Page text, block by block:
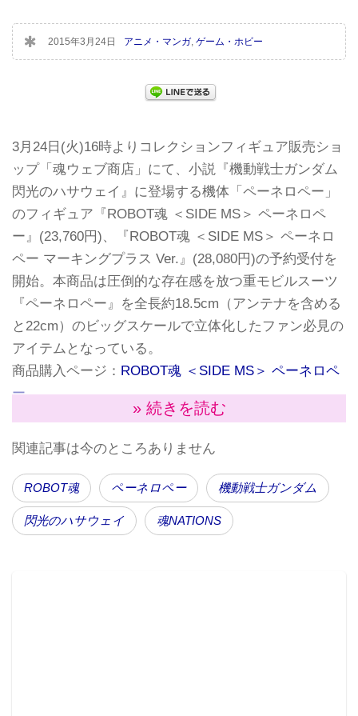
2015年3月24日 アニメ・マンガ ゲーム・ホビー
3月24日(火)16時よりコレクションフィギュア販売ショ
ップ「魂ウェブ商店」にて、小説『機動戦士ガンダム
閃光のハサウェイ』に登場する機体「ペーネロペー」
のフィギュア『ROBOT魂 ＜SIDE MS＞ ペーネロペ
ー』(23,760円)、『ROBOT魂 ＜SIDE MS＞ ペーネロ
ペー マーキングプラス Ver.』(28,080円)の予約受付を
開始。本商品は圧倒的な存在感を放つ重モビルスーツ
『ペーネロペー』を全長約18.5cm（アンテナを含める
と22cm）のビッグスケールで立体化したファン必見の
アイテムとなっている。
商品購入ページ： ROBOT魂 ＜SIDE MS＞ ペーネロペ
ー
ROBOT魂 ＜SIDE MS＞ ペーネロペ
» 続きを読む
関連記事は今のところありません
ROBOT魂 ペーネロペー 機動戦士ガンダム
閃光のハサウェイ 魂NATIONS